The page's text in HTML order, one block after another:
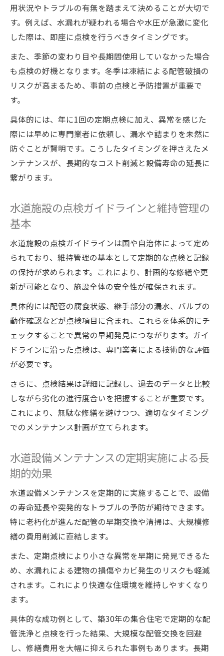
用状況やトラブルの有無を踏まえて決めることが大切で
す。例えば、水漏れが疑われる場合や水圧が急激に変化
した際は、即座に点検を行うべきタイミングです。
また、季節の変わり目や長期間使用していなかった場合
も点検の好機となります。冬季は凍結による配管破損の
リスクが高まるため、事前の点検と予防措置が重要で
す。
具体的には、年に1回の定期点検に加え、異常を感じた
際には早めに専門業者に依頼し、漏水や詰まりを未然に
防ぐことが賢明です。こうしたタイミングを押さえたメ
ンテナンスが、長期的なコスト削減と設備寿命の延長に
繋がります。
水道施設の点検ガイドラインと維持管理の
基本
水道施設の点検ガイドラインは国や自治体によって定め
られており、維持管理の基本として定期的な点検と記録
の保持が求められます。これにより、計画的な修繕や更
新が可能となり、施設全体の安全性が確保されます。
具体的には配管の腐食状態、継手部分の漏水、バルブの
動作確認などが点検項目に含まれ、これらを体系的にチ
ェックすることで異常の早期発見につながります。ガイ
ドラインに沿った点検は、専門業者による技術的な評価
が必要です。
さらに、点検結果は詳細に記録し、過去のデータと比較
しながら劣化の進行度合いを把握することが重要です。
これにより、無駄な修繕を避けつつ、適切なタイミング
でのメンテナンス計画が立てられます。
水道設備メンテナンスの定期実施による長
期的効果
水道設備メンテナンスを定期的に実施することで、設備
の寿命延長や突発的なトラブルの予防が期待できます。
特に老朽化が進んだ配管の早期交換や清掃は、大規模修
繕の費用削減に直結します。
また、定期点検により小さな異常を早期に発見できるた
め、水漏れによる建物の損傷やカビ発生のリスクも軽減
されます。これにより快適な住環境を維持しやすくなり
ます。
具体的な成功例として、築30年の集合住宅で定期的な配
管洗浄と点検を行った結果、大規模な配管交換を回避
し、修繕費用を大幅に抑えられた事例もあります。長期